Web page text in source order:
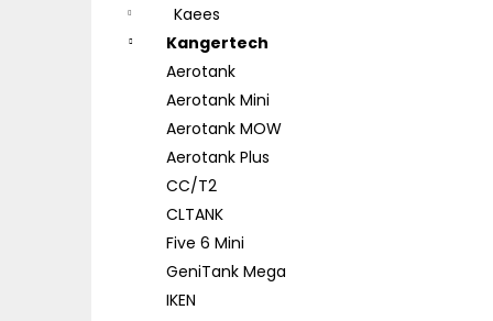
Kaees
Kangertech
Aerotank
Aerotank Mini
Aerotank MOW
Aerotank Plus
CC/T2
CLTANK
Five 6 Mini
GeniTank Mega
IKEN